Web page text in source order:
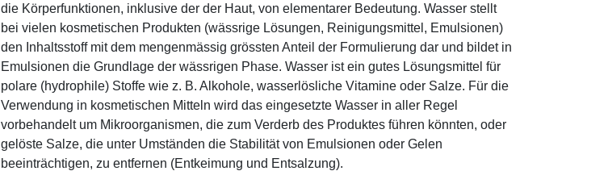
die Körperfunktionen, inklusive der der Haut, von elementarer Bedeutung. Wasser stellt
bei vielen kosmetischen Produkten (wässrige Lösungen, Reinigungsmittel, Emulsionen)
den Inhaltsstoff mit dem mengenmässig grössten Anteil der Formulierung dar und bildet in
Emulsionen die Grundlage der wässrigen Phase. Wasser ist ein gutes Lösungsmittel für
polare (hydrophile) Stoffe wie z. B. Alkohole, wasserlösliche Vitamine oder Salze. Für die
Verwendung in kosmetischen Mitteln wird das eingesetzte Wasser in aller Regel
vorbehandelt um Mikroorganismen, die zum Verderb des Produktes führen könnten, oder
gelöste Salze, die unter Umständen die Stabilität von Emulsionen oder Gelen
beeinträchtigen, zu entfernen (Entkeimung und Entsalzung).